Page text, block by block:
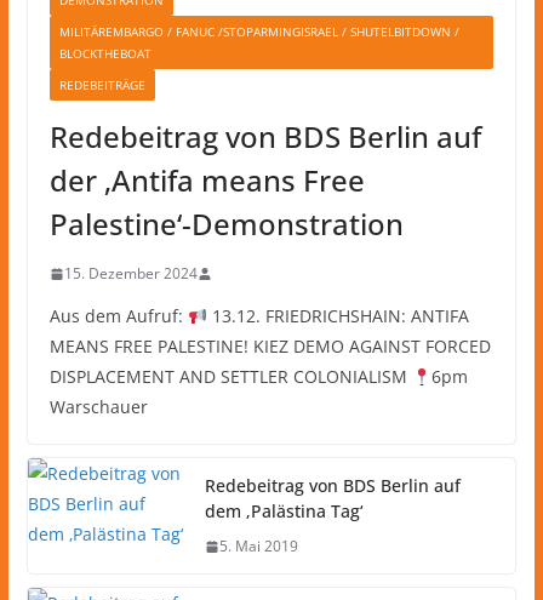
MILITÄREMBARGO / FANUC /STOPARMINGISRAEL / SHUTELBITDOWN /
BLOCKTHEBOAT
REDEBEITRÄGE
Redebeitrag von BDS Berlin auf
der ‚Antifa means Free
Palestine‘-Demonstration
15. Dezember 2024
Aus dem Aufruf:
13.12. FRIEDRICHSHAIN: ANTIFA
MEANS FREE PALESTINE! KIEZ DEMO AGAINST FORCED
DISPLACEMENT AND SETTLER COLONIALISM
6pm
Warschauer
Redebeitrag von BDS Berlin auf
dem ‚Palästina Tag‘
5. Mai 2019